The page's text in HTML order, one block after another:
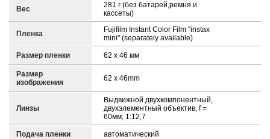
Вес
281 г (без батарей,ремня и
кассеты)
Пленка
Fujifilm Instant Color Film "instax
mini" (separately available)
Размер пленки 62 x 46 мм
Размер
изображения
62 x 46mm
Линзы
Выдвижной двухкомпонентный,
двухэлементный объектив, f =
60мм, 1:12,7
Подача пленки автоматический